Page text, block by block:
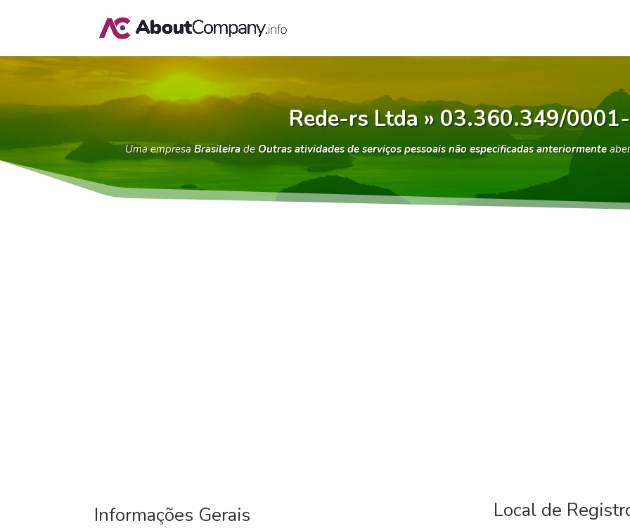
Rede-rs Ltda » 03.360.349/
Uma empresa Brasileirade Outras atividades de serviços pessoais não especificadas anteriormente
Informações Gerais Local de